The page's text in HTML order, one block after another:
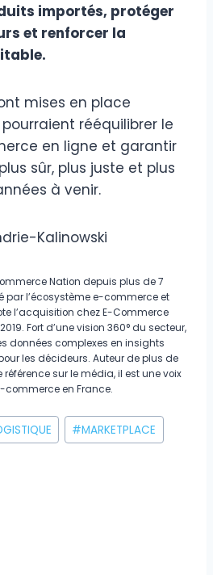
importés, protéger
et renforcer la
mises en place
rééquilibrer le
en ligne et garantir
sûr, plus juste et plus
à venir.
Kalinowski
Nation depuis plus de 7
par l’écosystème e-commerce et
l’acquisition chez E-Commerce
Fort d’une vision 360° du secteur,
données complexes en insights
les décideurs. Auteur de plus de
sur le média, il est une voix
commerce en France.
#MARKETPLACE